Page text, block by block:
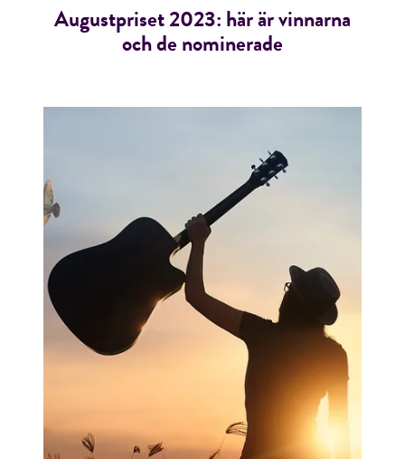
Augustpriset 2023: här är vinnarna
och de nominerade